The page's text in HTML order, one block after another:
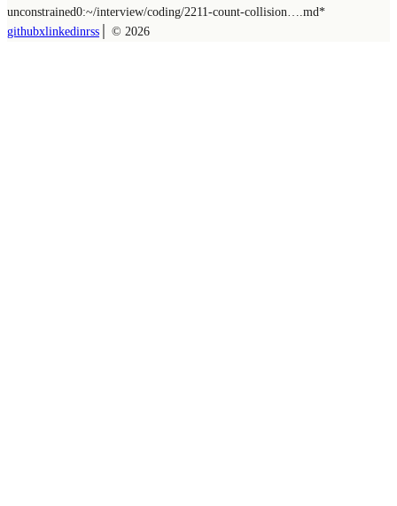
unconstrained0:~/interview/coding/2211-count-collision….md*
githubxlinkedinrss │ © 2026